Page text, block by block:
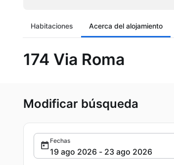
Habitaciones Acerca del alojamiento
174 Via Roma
Modificar búsqueda
Fechas